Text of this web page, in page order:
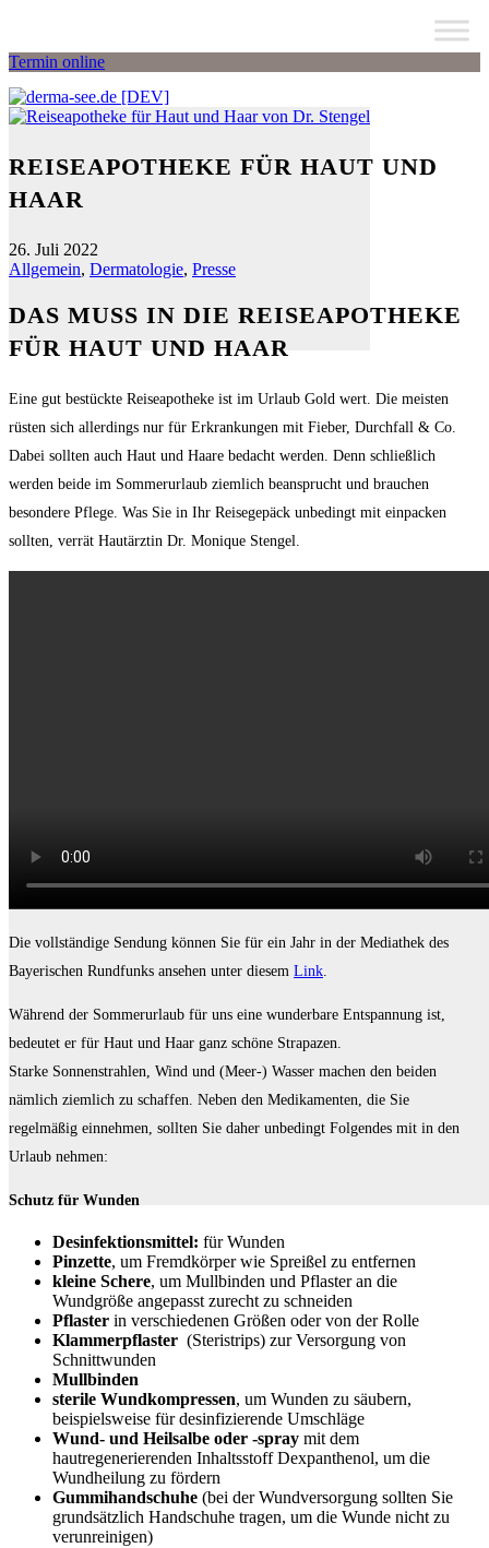
Termin online
REISEAPOTHEKE FÜR HAUT UND
HAAR
26. Juli 2022
Allgemein, Dermatologie, Presse
DAS MUSS IN DIE REISEAPOTHEKE
FÜR HAUT UND HAAR
Eine gut bestückte Reiseapotheke ist im Urlaub Gold wert. Die meisten
rüsten sich allerdings nur für Erkrankungen mit Fieber, Durchfall & Co.
Dabei sollten auch Haut und Haare bedacht werden. Denn schließlich
werden beide im Sommerurlaub ziemlich beansprucht und brauchen
besondere Pflege. Was Sie in Ihr Reisegepäck unbedingt mit einpacken
sollten, verrät Hautärztin Dr. Monique Stengel.
Die vollständige Sendung können Sie für ein Jahr in der Mediathek des
Bayerischen Rundfunks ansehen unter diesem Link.
Während der Sommerurlaub für uns eine wunderbare Entspannung ist,
bedeutet er für Haut und Haar ganz schöne Strapazen.
Starke Sonnenstrahlen, Wind und (Meer-) Wasser machen den beiden
nämlich ziemlich zu schaffen. Neben den Medikamenten, die Sie
regelmäßig einnehmen, sollten Sie daher unbedingt Folgendes mit in den
Urlaub nehmen:
Schutz für Wunden
Desinfektionsmittel: für Wunden
Pinzette, um Fremdkörper wie Spreißel zu entfernen
kleine Schere, um Mullbinden und Pflaster an die
Wundgröße angepasst zurecht zu schneiden
Pflaster in verschiedenen Größen oder von der Rolle
Klammerpflaster (Steristrips) zur Versorgung von
Schnittwunden
Mullbinden
sterile Wundkompressen, um Wunden zu säubern,
beispielsweise für desinfizierende Umschläge
Wund- und Heilsalbe oder -spray mit dem
hautregenerierenden Inhaltsstoff Dexpanthenol, um die
Wundheilung zu fördern
Gummihandschuhe (bei der Wundversorgung sollten Sie
grundsätzlich Handschuhe tragen, um die Wunde nicht zu
verunreinigen)